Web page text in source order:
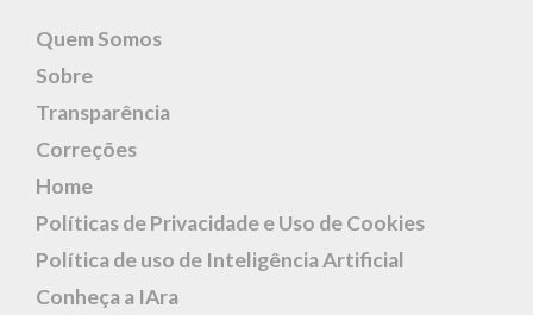
Quem Somos
Sobre
Transparência
Correções
Home
Políticas de Privacidade e Uso de Cookies
Política de uso de Inteligência Artificial
Conheça a IAra